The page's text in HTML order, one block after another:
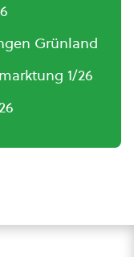
Grünland
1/26